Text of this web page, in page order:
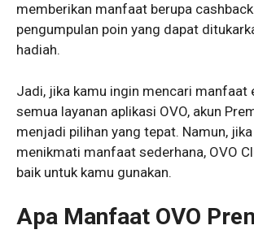
memberikan manfaat berupa
pengumpulan poin yang dapat
hadiah.
Jadi, jika kamu ingin mencari manfaat
semua layanan aplikasi OVO, akun
menjadi pilihan yang tepat. Namun,
menikmati manfaat sederhana, OVO
baik untuk kamu gunakan.
Apa Manfaat OVO